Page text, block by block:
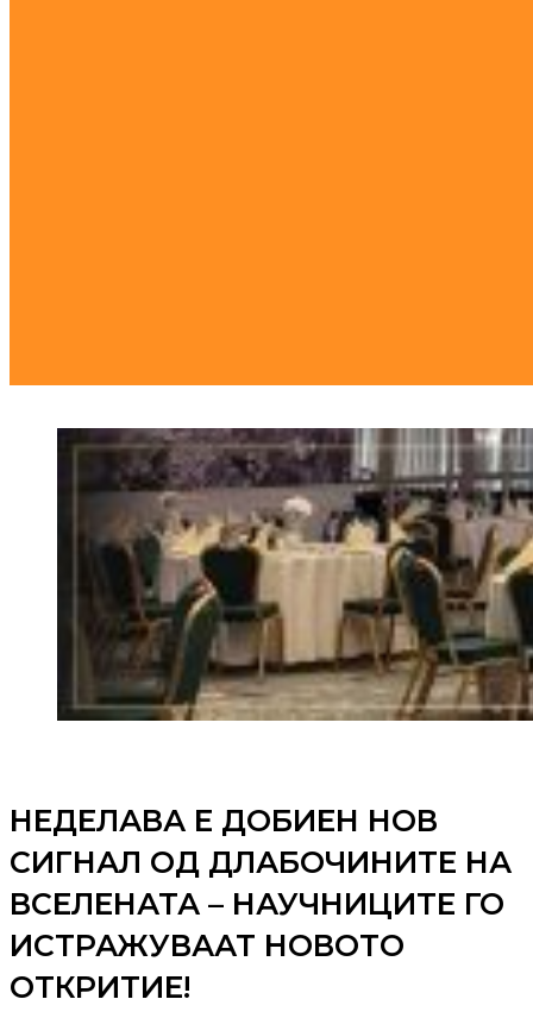
НЕДЕЛАВА Е ДОБИЕН НОВ
СИГНАЛ ОД ДЛАБОЧИНИТЕ НА
ВСЕЛЕНАТА – НАУЧНИЦИТЕ ГО
ИСТРАЖУВААТ НОВОТО
ОТКРИТИЕ!